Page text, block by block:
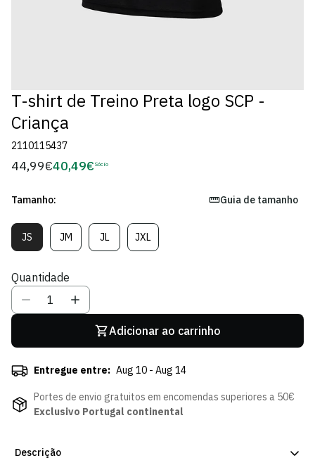
T-shirt de Treino Preta logo SCP -
Criança
2110115437
Preço
44,99€Preço
Sócio
40,49€ Sócio
Tamanho: Guia de tamanho
JSVariante
Esgotada
Indisponível
JMVariante
Esgotada
Indisponível
JLVariante
Esgotada
JXLVariante
Esgotada
Quantidade
Adicionar ao carrinho
Entregue entre: Aug 10 - Aug 14
Portes de envio gratuitos em encomendas superiores a 50€
Exclusivo Portugal continental
Descrição